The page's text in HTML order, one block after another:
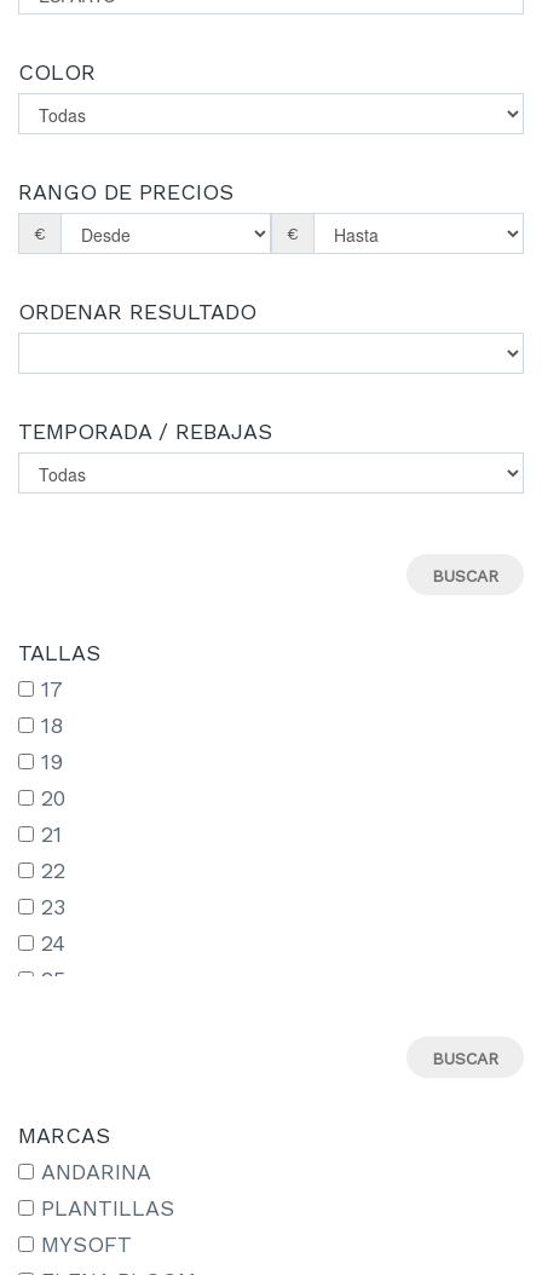
COLOR
RANGO DE PRECIOS
€ €
ORDENAR RESULTADO
TEMPORADA / REBAJAS
TALLAS
17
18
19
20
21
22
23
24
25
29
30
31
32
33
MARCAS
ANDARINA
PLANTILLAS
MYSOFT